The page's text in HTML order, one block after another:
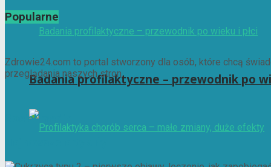
Badania profilaktyczne – przewodnik po
Popularne
Zdrowie24.com to portal stworzony dla osób, które chcą
przeglądania naszych stron.
Social media